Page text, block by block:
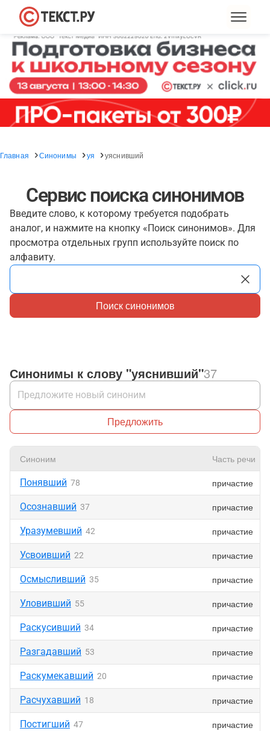
Главная Синонимы уя уяснивший
Сервис поиска синонимов
Введите слово, к которому требуется подобрать
аналог, и нажмите на кнопку «Поиск синонимов». Для
просмотра отдельных групп используйте поиск по
алфавиту.
Поиск синонимов
Синонимы к слову "уяснивший"37
Предложить
Синоним Часть речи
Понявший 78 причастие
Осознавший 37 причастие
Уразумевший 42 причастие
Усвоивший 22 причастие
Осмысливший 35 причастие
Уловивший 55 причастие
Раскусивший 34 причастие
Разгадавший 53 причастие
Раскумекавший 20 причастие
Расчухавший 18 причастие
Постигший 47 причастие